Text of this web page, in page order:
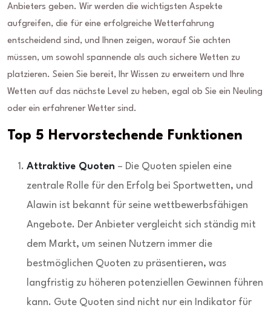
Anbieters geben. Wir werden die wichtigsten Aspekte
aufgreifen, die für eine erfolgreiche Wetterfahrung
entscheidend sind, und Ihnen zeigen, worauf Sie achten
müssen, um sowohl spannende als auch sichere Wetten zu
platzieren. Seien Sie bereit, Ihr Wissen zu erweitern und Ihre
Wetten auf das nächste Level zu heben, egal ob Sie ein Neuling
oder ein erfahrener Wetter sind.
Top 5 Hervorstechende Funktionen
Attraktive Quoten – Die Quoten spielen eine
zentrale Rolle für den Erfolg bei Sportwetten, und
Alawin ist bekannt für seine wettbewerbsfähigen
Angebote. Der Anbieter vergleicht sich ständig mit
dem Markt, um seinen Nutzern immer die
bestmöglichen Quoten zu präsentieren, was
langfristig zu höheren potenziellen Gewinnen führen
kann. Gute Quoten sind nicht nur ein Indikator für